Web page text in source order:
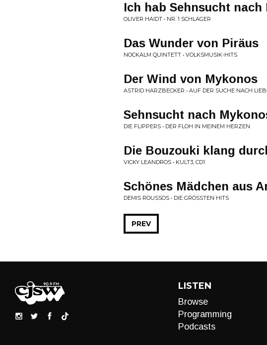
Ich hab Sehnsucht nach
OLIVER HAIDT • NR. 1 SCHLAGER
Das Wunder von Piräus
NOCKALM QUINTETT • VOLKSMUSIK-HITS
Der Wind von Mykonos
ASTRID HARZBECKER • AUF DER SUCHE NACH
Sehnsucht nach
DIE FLIPPERS • DER FLOH IN MEINEM HERZEN
Die Bouzouki klang
VICKY LEANDROS • KULT3, CD1
Schönes Mädchen aus
DEMIS ROUSSOS • DIE GRÖSSTEN HITS
PREV
LISTEN
Browse
Programming
Podcasts